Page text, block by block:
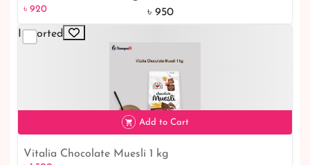
৳ 920
৳ 920
৳ 950
Imported
Add to Cart
Vitalia Chocolate Muesli 1 kg